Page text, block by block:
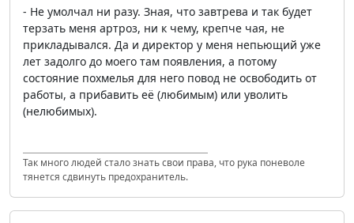
- Не умолчал ни разу. Зная, что завтрева и так будет
терзать меня артроз, ни к чему, крепче чая, не
прикладывался. Да и директор у меня непьющий уже
лет задолго до моего там появления, а потому
состояние похмелья для него повод не освободить от
работы, а прибавить её (любимым) или уволить
(нелюбимых).
Так много людей стало знать свои права, что рука поневоле
тянется сдвинуть предохранитель.